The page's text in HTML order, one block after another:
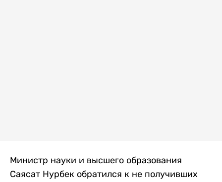
Министр науки и высшего образования
Саясат Нурбек обратился к не получивших